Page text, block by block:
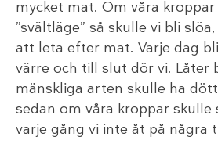
mycket mat. Om våra
”svältläge” så skulle vi bli
att leta efter mat. Varje dag
värre och till slut dör vi. Låter
mänskliga arten skulle ha
sedan om våra kroppar
varje gång vi inte åt på några